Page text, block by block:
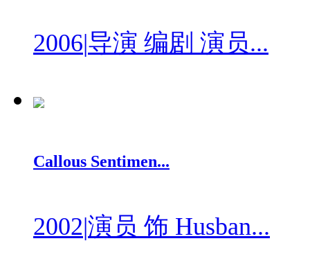
2006|导演 编剧 演员...
Callous Sentimen...
2002|演员 饰 Husban...